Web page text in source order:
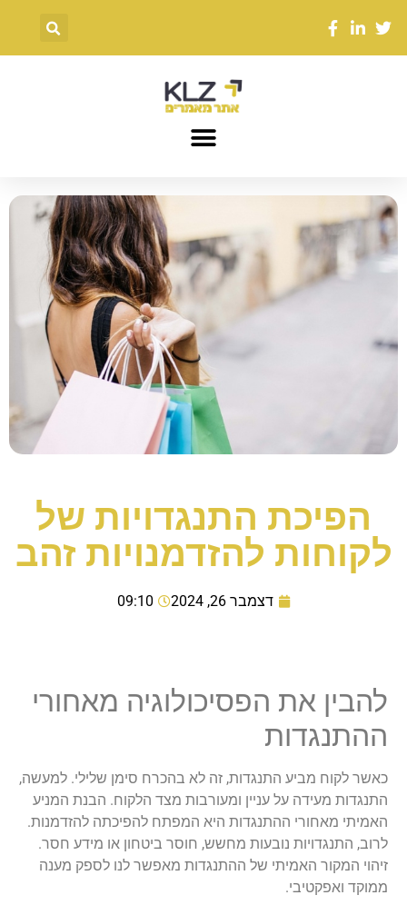
הפיכת התנגדויות של
לקוחות להזדמנויות זהב
דצמבר 26, 2024 09:10
להבין את הפסיכולוגיה מאחורי
ההתנגדות
כאשר לקוח מביע התנגדות, זה לא בהכרח סימן שלילי. למעשה,
התנגדות מעידה על עניין ומעורבות מצד הלקוח. הבנת המניע
האמיתי מאחורי ההתנגדות היא המפתח להפיכתה להזדמנות.
לרוב, התנגדויות נובעות מחשש, חוסר ביטחון או מידע חסר.
זיהוי המקור האמיתי של ההתנגדות מאפשר לנו לספק מענה
ממוקד ואפקטיבי.